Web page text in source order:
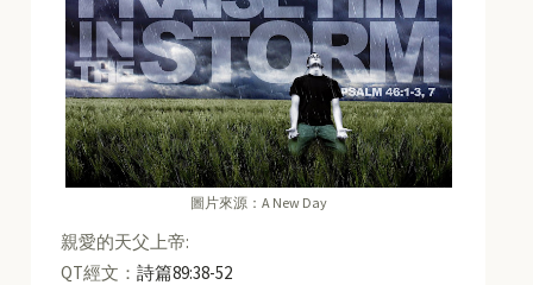
圖片來源：A New Day
親愛的天父上帝:
QT經文：詩篇89:38-52